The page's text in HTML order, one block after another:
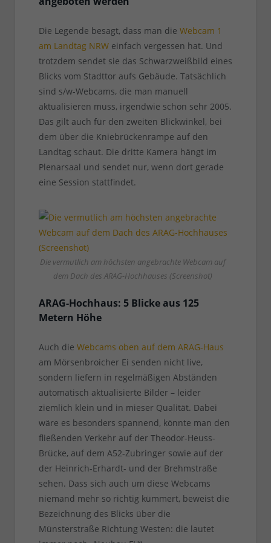
Die Legende besagt, dass man die Webcam 1
am Landtag NRWeinfach vergessen hat. Und
trotzdem sendet sie das Schwarzweißbild eines
Blicks vom Stadttor aufs Gebäude. Tatsächlich
sind s/w-Webcams, die man manuell
aktualisieren muss, irgendwie schon sehr 2005.
Das gilt auch für den zweiten Blickwinkel, bei
dem über die Kniebrückenrampe auf den
Landtag schaut. Die dritte Kamera hängt im
Plenarsaal und sendet nur, wenn dort gerade
eine Session stattfindet.
Die vermutlich am höchsten angebrachte Webcam auf
dem Dach des ARAG-Hochhauses (Screenshot)
ARAG-Hochhaus: 5 Blicke aus 125
Metern Höhe
Auch die Webcams oben auf dem ARAG-Haus
am Mörsenbroicher Ei senden nicht live,
sondern liefern in regelmäßigen Abständen
automatisch aktualisierte Bilder – leider
ziemlich klein und in mieser Qualität. Dabei
wäre es besonders spannend, könnte man den
fließenden Verkehr auf der Theodor-Heuss-
Brücke, auf dem A52-Zubringer sowie auf der
der Heinrich-Erhardt- und der Brehmstraße
sehen. Dass sich auch um diese Webcams
niemand mehr so richtig kümmert, beweist die
Bezeichnung des Blicks über die
Münsterstraße Richtung Westen: die lautet